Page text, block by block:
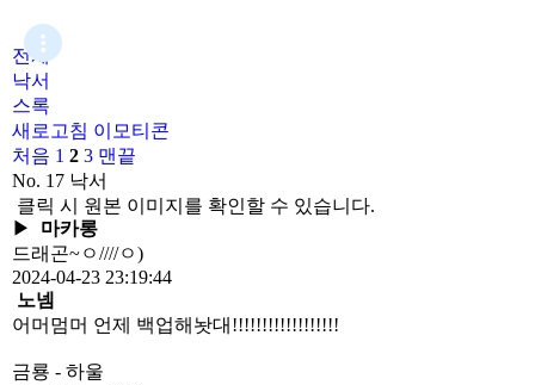
전체
낙서
스록
새로고침 이모티콘
처음 1 2 3 맨끝
No. 17 낙서
클릭 시 원본 이미지를 확인할 수 있습니다.
▶
마카롱
드래곤~ㅇ////ㅇ)
2024-04-23 23:19:44
노넴
어머멈머 언제 백업해놧대!!!!!!!!!!!!!!!!!!
금룡 - 하울